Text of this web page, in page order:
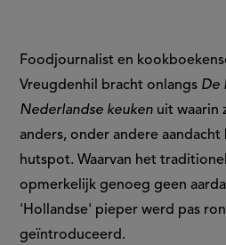
Foodjournalist en
Vreugdenhil bracht onlangs De
Nederlandse keuken uit waarin
anders, onder andere aandacht
hutspot. Waarvan het
opmerkelijk genoeg geen
'Hollandse' pieper werd pas
geïntroduceerd.